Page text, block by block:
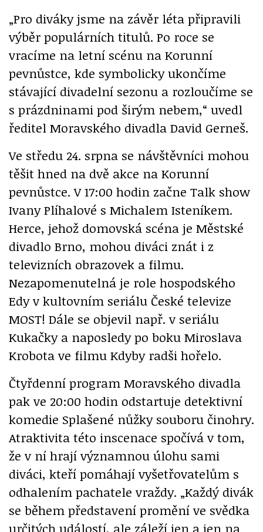
„Pro diváky jsme na závěr léta připravili
výběr populárních titulů. Po roce se
vracíme na letní scénu na Korunní
pevnůstce, kde symbolicky ukončíme
stávající divadelní sezonu a rozloučíme se
s prázdninami pod širým nebem,“ uvedl
ředitel Moravského divadla David Gerneš.
Ve středu 24. srpna se návštěvníci mohou
těšit hned na dvě akce na Korunní
pevnůstce. V 17:00 hodin začne Talk show
Ivany Plíhalové s Michalem Isteníkem.
Herce, jehož domovská scéna je Městské
divadlo Brno, mohou diváci znát i z
televizních obrazovek a filmu.
Nezapomenutelná je role hospodského
Edy v kultovním seriálu České televize
MOST! Dále se objevil např. v seriálu
Kukačky a naposledy po boku Miroslava
Krobota ve filmu Kdyby radši hořelo.
Čtyřdenní program Moravského divadla
pak ve 20:00 hodin odstartuje detektivní
komedie Splašené nůžky souboru činohry.
Atraktivita této inscenace spočívá v tom,
že v ní hrají významnou úlohu sami
diváci, kteří pomáhají vyšetřovatelům s
odhalením pachatele vraždy. „Každý divák
se během představení promění ve svědka
určitých událostí, ale záleží jen a jen na